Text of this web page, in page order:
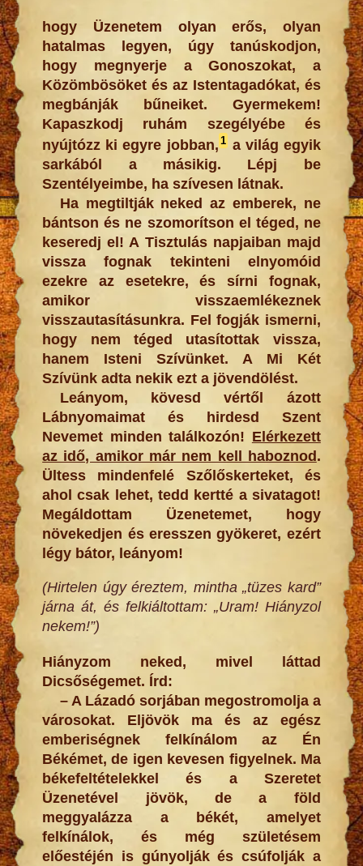
hogy Üzenetem olyan erős, olyan
hatalmas legyen, úgy tanúskodjon,
hogy megnyerje a Gonoszokat, a
Közömbösöket és az Istentagadókat, és
megbánják bűneiket. Gyermekem!
Kapaszkodj ruhám szegélyébe és
nyújtózz ki egyre jobban, 1a világ egyik
sarkából a másikig. Lépj be
Szentélyeimbe, ha szívesen látnak.
Ha megtiltják neked az emberek, ne
bántson és ne szomorítson el téged, ne
keseredj el! A Tisztulás napjaiban majd
vissza fognak tekinteni elnyomóid
ezekre az esetekre, és sírni fognak,
amikor visszaemlékeznek
visszautasításunkra. Fel fogják ismerni,
hogy nem téged utasítottak vissza,
hanem Isteni Szívünket. A Mi Két
Szívünk adta nekik ezt a jövendölést.
Leányom, kövesd vértől ázott
Lábnyomaimat és hirdesd Szent
Nevemet minden találkozón! Elérkezett
az idő, amikor már nem kell haboznod.
Ültess mindenfelé Szőlőskerteket, és
ahol csak lehet, tedd kertté a sivatagot!
Megáldottam Üzenetemet, hogy
növekedjen és eresszen gyökeret, ezért
légy bátor, leányom!
(Hirtelen úgy éreztem, mintha „tüzes kard”
járna át, és felkiáltottam: „Uram! Hiányzol
nekem!”)
Hiányzom neked, mivel láttad
Dicsőségemet. Írd:
– A Lázadó sorjában megostromolja a
városokat. Eljövök ma és az egész
emberiségnek felkínálom az Én
Békémet, de igen kevesen figyelnek. Ma
békefeltételekkel és a Szeretet
Üzenetével jövök, de a föld
meggyalázza a békét, amelyet
felkínálok, és még születésem
előestéjén is gúnyolják és csúfolják a